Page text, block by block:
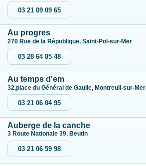
03 21 09 09 65
Au progres
270 Rue de la République, Saint-Pol-sur-Mer
03 28 64 85 48
Au temps d'em
32,place du Général de Gaulle, Montreuil-sur-Mer
03 21 06 04 95
Auberge de la canche
3 Route Nationale 39, Beutin
03 21 06 59 98